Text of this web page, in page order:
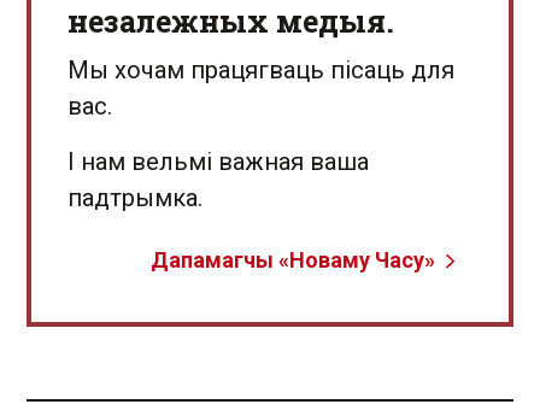
незалежных медыя.
Мы хочам працягваць пісаць для
вас.
І нам вельмі важная ваша
падтрымка.
Дапамагчы «Новаму Часу»